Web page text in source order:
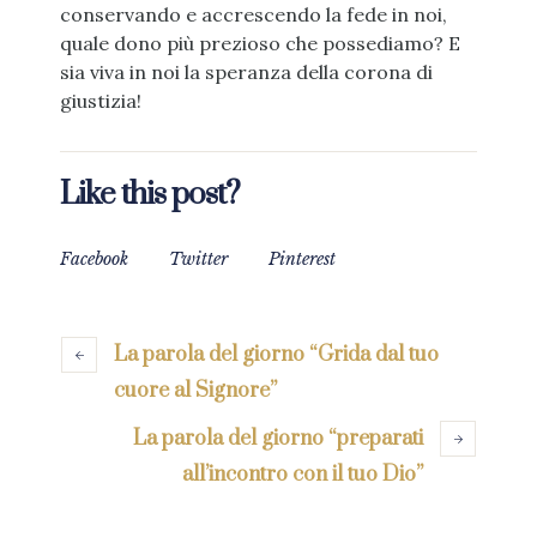
conservando e accrescendo la fede in noi,
quale dono più prezioso che possediamo? E
sia viva in noi la speranza della corona di
giustizia!
Like this post?
Facebook Twitter Pinterest
La parola del giorno “Grida dal tuo
cuore al Signore”
La parola del giorno “preparati
all’incontro con il tuo Dio”